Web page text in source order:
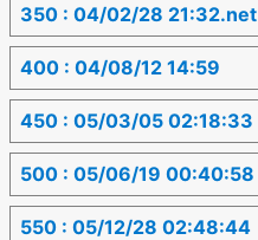
350 : 04/02/28 21:32.net
400 : 04/08/12 14:59
450 : 05/03/05 02:18:33
500 : 05/06/19 00:40:58
550 : 05/12/28 02:48:44